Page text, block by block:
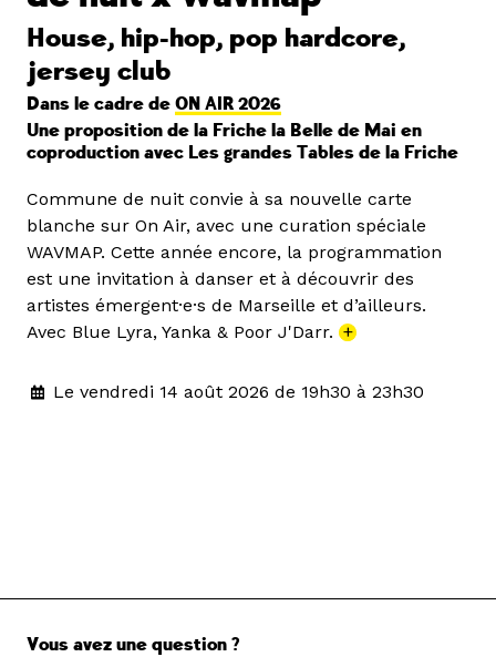
House, hip-hop, pop hardcore,
jersey club
Dans le cadre de ON AIR 2026
Une proposition de la Friche la Belle de Mai en
coproduction avec Les grandes Tables de la Friche
Commune de nuit convie à sa nouvelle carte
blanche sur On Air, avec une curation spéciale
WAVMAP. Cette année encore, la programmation
est une invitation à danser et à découvrir des
artistes émergent·e·s de Marseille et d’ailleurs.
Avec Blue Lyra, Yanka & Poor J'Darr. +
Le vendredi 14 août 2026 de 19h30 à 23h30
Vous avez une question ?